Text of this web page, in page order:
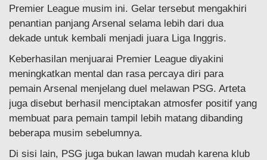
Premier League musim ini. Gelar tersebut mengakhiri
penantian panjang Arsenal selama lebih dari dua
dekade untuk kembali menjadi juara Liga Inggris.
Keberhasilan menjuarai Premier League diyakini
meningkatkan mental dan rasa percaya diri para
pemain Arsenal menjelang duel melawan PSG. Arteta
juga disebut berhasil menciptakan atmosfer positif yang
membuat para pemain tampil lebih matang dibanding
beberapa musim sebelumnya.
Di sisi lain, PSG juga bukan lawan mudah karena klub